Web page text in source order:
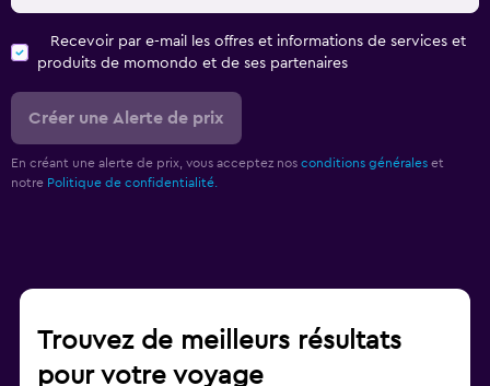
Recevoir par e-mail les offres et informations de services et
produits de momondo et de ses partenaires
Créer une Alerte de prix
En créant une alerte de prix, vous acceptez nos conditions générales et
notre Politique de confidentialité.
Trouvez de meilleurs résultats
pour votre voyage